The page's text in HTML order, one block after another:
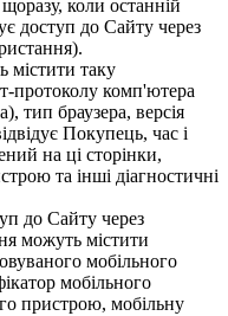
коли останній
доступ до Сайту через
містити таку
протоколу комп'ютера
тип браузера, версія
Покупець, час і
на ці сторінки,
та інші діагностичні
до Сайту через
можуть містити
мобільного
мобільного
пристрою, мобільну